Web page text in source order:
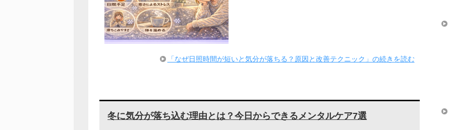
「なぜ日照時間が短いと気分が落ちる？原因と改善テクニック」の続きを読む
冬に気分が落ち込む理由とは？今日からできるメンタルケア7選